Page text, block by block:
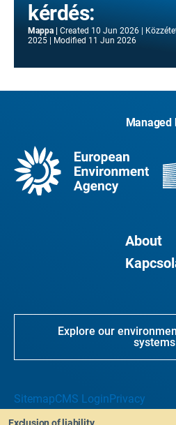
kérdés:
Mappa Created 10 Jun 2026
2025
Modified 11 Jun 2026
Managed
About
Explore our
systems
SitemapCMS LoginPrivacy
Exclusion of liability